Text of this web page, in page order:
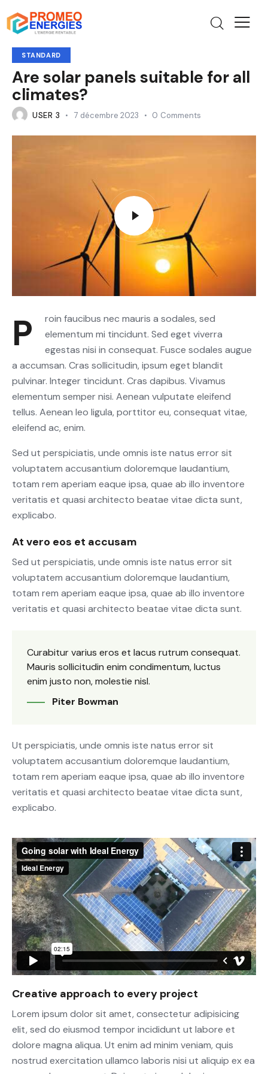
STANDARD
Are solar panels suitable for all
climates?
USER 3 7 décembre 2023 0 Comments
Proin faucibus nec mauris a sodales, sed
elementum mi tincidunt. Sed eget viverra
egestas nisi in consequat. Fusce sodales augue
a accumsan. Cras sollicitudin, ipsum eget blandit
pulvinar. Integer tincidunt. Cras dapibus. Vivamus
elementum semper nisi. Aenean vulputate eleifend
tellus. Aenean leo ligula, porttitor eu, consequat vitae,
eleifend ac, enim.
Sed ut perspiciatis, unde omnis iste natus error sit
voluptatem accusantium doloremque laudantium,
totam rem aperiam eaque ipsa, quae ab illo inventore
veritatis et quasi architecto beatae vitae dicta sunt,
explicabo.
At vero eos et accusam
Sed ut perspiciatis, unde omnis iste natus error sit
voluptatem accusantium doloremque laudantium,
totam rem aperiam eaque ipsa, quae ab illo inventore
veritatis et quasi architecto beatae vitae dicta sunt.
Curabitur varius eros et lacus rutrum consequat.
Mauris sollicitudin enim condimentum, luctus
enim justo non, molestie nisl.
Piter Bowman
Ut perspiciatis, unde omnis iste natus error sit
voluptatem accusantium doloremque laudantium,
totam rem aperiam eaque ipsa, quae ab illo inventore
veritatis et quasi architecto beatae vitae dicta sunt,
explicabo.
Creative approach to every project
Lorem ipsum dolor sit amet, consectetur adipisicing
elit, sed do eiusmod tempor incididunt ut labore et
dolore magna aliqua. Ut enim ad minim veniam, quis
nostrud exercitation ullamco laboris nisi ut aliquip ex ea